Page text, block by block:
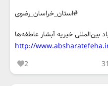
#استان_خراسان_رضوی
بین‌المللی خیریه آبشار عاطفه‌ها
http://
2